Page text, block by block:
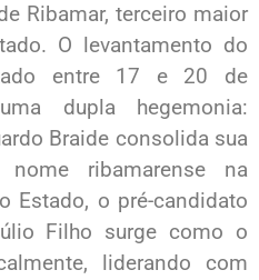
Ribamar, terceiro maior
O levantamento do
entre 17 e 20 de
dupla hegemonia:
Braide consolida sua
ribamarense na
Estado, o pré-candidato
Filho surge como o
liderando com